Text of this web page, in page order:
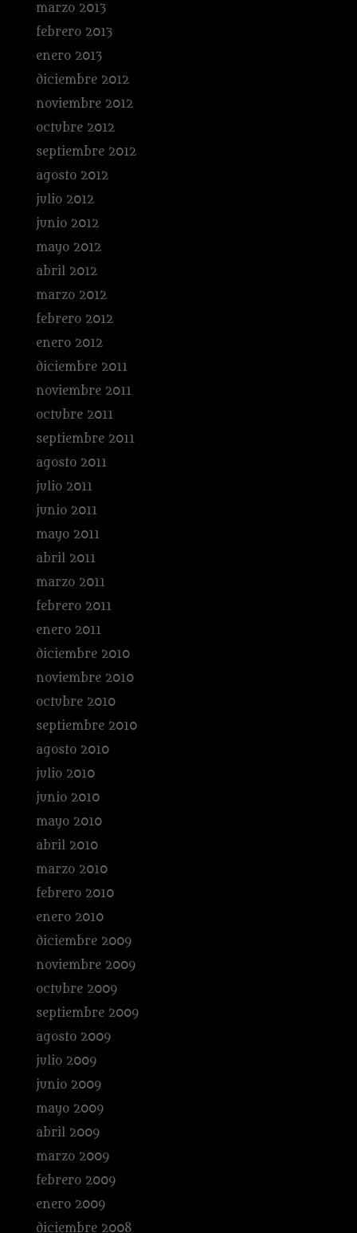
marzo 2013
febrero 2013
enero 2013
diciembre 2012
noviembre 2012
octubre 2012
septiembre 2012
agosto 2012
julio 2012
junio 2012
mayo 2012
abril 2012
marzo 2012
febrero 2012
enero 2012
diciembre 2011
noviembre 2011
octubre 2011
septiembre 2011
agosto 2011
julio 2011
junio 2011
mayo 2011
abril 2011
marzo 2011
febrero 2011
enero 2011
diciembre 2010
noviembre 2010
octubre 2010
septiembre 2010
agosto 2010
julio 2010
junio 2010
mayo 2010
abril 2010
marzo 2010
febrero 2010
enero 2010
diciembre 2009
noviembre 2009
octubre 2009
septiembre 2009
agosto 2009
julio 2009
junio 2009
mayo 2009
abril 2009
marzo 2009
febrero 2009
enero 2009
diciembre 2008